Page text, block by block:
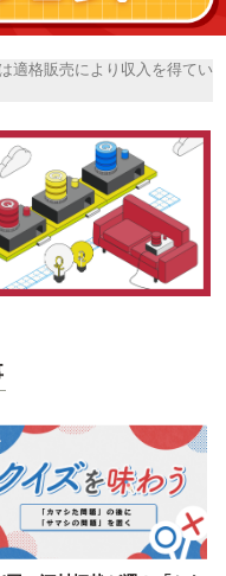
適格販売により収入を得てい